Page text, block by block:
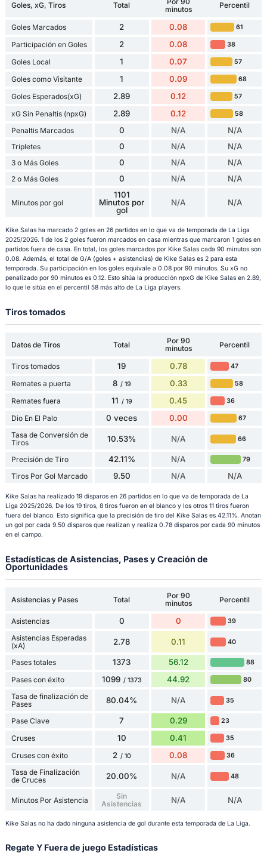
Goles, xG, Tiros Total
minutos
Percentil
Goles Marcados 2 0.08 61
Participación en Goles 2 0.08 38
Goles Local 1 0.07 57
Goles como Visitante 1 0.09 68
Goles Esperados(xG) 2.89 0.12 57
xG Sin Penaltis (npxG) 2.89 0.12 58
Penaltis Marcados 0 N/A N/A
Tripletes 0 N/A N/A
3 o Más Goles 0 N/A N/A
2 o Más Goles 0 N/A N/A
Minutos por gol
1101
Minutos por
gol
N/A N/A
Kike Salas ha marcado 2 goles en 26 partidos en lo que va de temporada de La Liga
2025/2026. 1 de los 2 goles fueron marcados en casa mientras que marcaron 1 goles en
partidos fuera de casa. En total, los goles marcados por Kike Salas cada 90 minutos son
0.08. Además, el total de G/A (goles + asistencias) de Kike Salas es 2 para esta
temporada. Su participación en los goles equivale a 0.08 por 90 minutos. Su xG no
penalizado por 90 minutos es 0.12. Esto sitúa la producción npxG de Kike Salas en 2.89,
lo que le sitúa en el percentil 58 más alto de La Liga players.
Tiros tomados
Datos de Tiros Total
Por 90
minutos
Percentil
Tiros tomados 19 0.78 47
Remates a puerta 8 / 19 0.33 58
Remates fuera 11 / 19 0.45 36
Dio En El Palo 0 veces 0.00 67
Tasa de Conversión de
Tiros
10.53% N/A 66
Precisión de Tiro 42.11% N/A 79
Tiros Por Gol Marcado 9.50 N/A N/A
Kike Salas ha realizado 19 disparos en 26 partidos en lo que va de temporada de La
Liga 2025/2026. De los 19 tiros, 8 tiros fueron en el blanco y los otros 11 tiros fueron
fuera del blanco. Esto significa que la precisión de tiro del Kike Salas es 42.11%. Anotan
un gol por cada 9.50 disparos que realizan y realiza 0.78 disparos por cada 90 minutos
en el campo.
Estadísticas de Asistencias, Pases y Creación de
Oportunidades
Asistencias y Pases Total
Por 90
minutos
Percentil
Asistencias 0 0 39
Asistencias Esperadas
(xA)
2.78 0.11 40
Pases totales 1373 56.12 88
Pases con éxito 1099 / 1373 44.92 80
Tasa de finalización de
Pases
80.04% N/A 35
Pase Clave 7 0.29 23
Cruses 10 0.41 35
Cruses con éxito 2 / 10 0.08 36
Tasa de Finalización
de Cruces
20.00% N/A 48
Minutos Por Asistencia
Sin
Asistencias
N/A N/A
Kike Salas no ha dado ninguna asistencia de gol durante esta temporada de La Liga.
Regate Y Fuera de juego Estadísticas